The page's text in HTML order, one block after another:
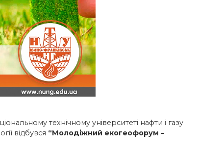
технічному університеті нафти і газу
відбувся “Молодіжний екогеофорум –